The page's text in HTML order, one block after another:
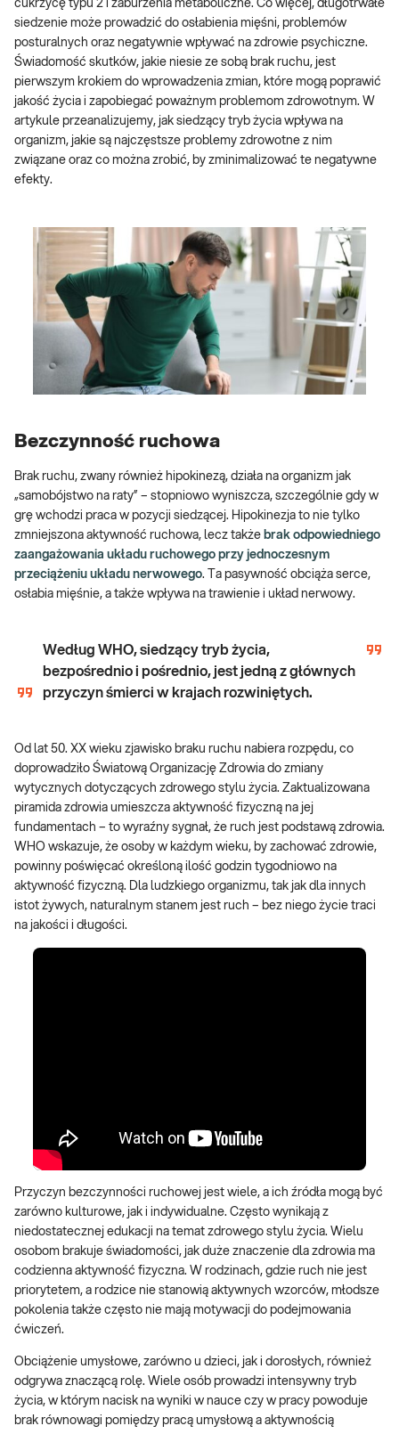
cukrzycę typu 2 i zaburzenia metaboliczne. Co więcej, długotrwałe
siedzenie może prowadzić do osłabienia mięśni, problemów
posturalnych oraz negatywnie wpływać na zdrowie psychiczne.
Świadomość skutków, jakie niesie ze sobą brak ruchu, jest
pierwszym krokiem do wprowadzenia zmian, które mogą poprawić
jakość życia i zapobiegać poważnym problemom zdrowotnym. W
artykule przeanalizujemy, jak siedzący tryb życia wpływa na
organizm, jakie są najczęstsze problemy zdrowotne z nim
związane oraz co można zrobić, by zminimalizować te negatywne
efekty.
Bezczynność ruchowa
Brak ruchu, zwany również hipokinezą, działa na organizm jak
„samobójstwo na raty” – stopniowo wyniszcza, szczególnie gdy w
grę wchodzi praca w pozycji siedzącej. Hipokinezja to nie tylko
zmniejszona aktywność ruchowa, lecz także brak odpowiedniego
zaangażowania układu ruchowego przy jednoczesnym
przeciążeniu układu nerwowego. Ta pasywność obciąża serce,
osłabia mięśnie, a także wpływa na trawienie i układ nerwowy.
Według WHO, siedzący tryb życia,
bezpośrednio i pośrednio, jest jedną z głównych
przyczyn śmierci w krajach rozwiniętych.
Od lat 50. XX wieku zjawisko braku ruchu nabiera rozpędu, co
doprowadziło Światową Organizację Zdrowia do zmiany
wytycznych dotyczących zdrowego stylu życia. Zaktualizowana
piramida zdrowia umieszcza aktywność fizyczną na jej
fundamentach – to wyraźny sygnał, że ruch jest podstawą zdrowia.
WHO wskazuje, że osoby w każdym wieku, by zachować zdrowie,
powinny poświęcać określoną ilość godzin tygodniowo na
aktywność fizyczną. Dla ludzkiego organizmu, tak jak dla innych
istot żywych, naturalnym stanem jest ruch – bez niego życie traci
na jakości i długości.
Przyczyn bezczynności ruchowej jest wiele, a ich źródła mogą być
zarówno kulturowe, jak i indywidualne. Często wynikają z
niedostatecznej edukacji na temat zdrowego stylu życia. Wielu
osobom brakuje świadomości, jak duże znaczenie dla zdrowia ma
codzienna aktywność fizyczna. W rodzinach, gdzie ruch nie jest
priorytetem, a rodzice nie stanowią aktywnych wzorców, młodsze
pokolenia także często nie mają motywacji do podejmowania
ćwiczeń.
Obciążenie umysłowe, zarówno u dzieci, jak i dorosłych, również
odgrywa znaczącą rolę. Wiele osób prowadzi intensywny tryb
życia, w którym nacisk na wyniki w nauce czy w pracy powoduje
brak równowagi pomiędzy pracą umysłową a aktywnością